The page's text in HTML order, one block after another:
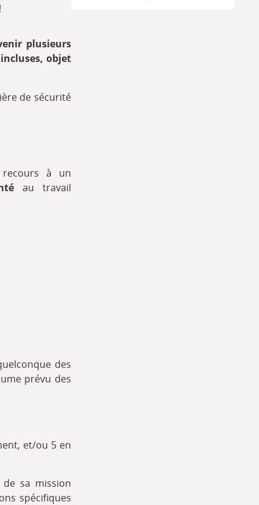
plusieurs
objet
de sécurité
recours à un
au travail
des
prévu des
et/ou 5 en
sa mission
spécifiques